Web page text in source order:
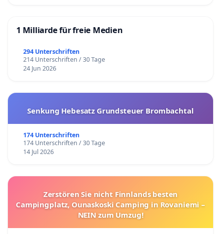
1 Milliarde für freie Medien
294 Unterschriften
214 Unterschriften / 30 Tage
24 Jun 2026
Senkung Hebesatz Grundsteuer Brombachtal
174 Unterschriften
174 Unterschriften / 30 Tage
14 Jul 2026
Zerstören Sie nicht Finnlands besten
Campingplatz, Ounaskoski Camping in Rovaniemi –
NEIN zum Umzug!